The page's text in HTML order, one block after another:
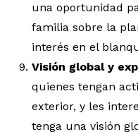
una oportunidad
familia sobre la
interés en el
Visión global y
quienes tengan
exterior, y les
tenga una visión